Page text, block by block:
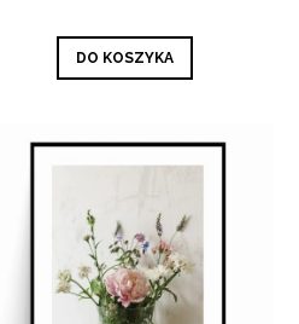
DO KOSZYKA